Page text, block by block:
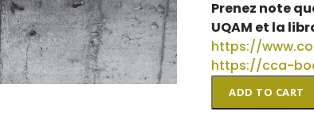
Prenez note
UQAM et la
https://
https://cca-
ADD TO CART